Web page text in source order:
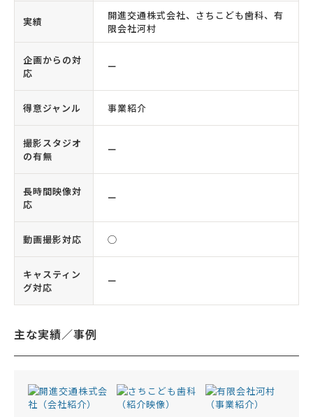
実績
開進交通株式会社、さちこども歯科、有
限会社河村
企画からの対
応
ー
得意ジャンル 事業紹介
撮影スタジオ
の有無
ー
長時間映像対
応
ー
動画撮影対応 ◯
キャスティン
グ対応
ー
主な実績／事例